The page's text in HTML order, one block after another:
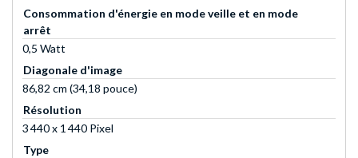
Consommation d'énergie en mode veille et en mode
arrêt
0,5 Watt
Diagonale d'image
86,82 cm (34,18 pouce)
Résolution
3 440 x 1 440 Pixel
Type